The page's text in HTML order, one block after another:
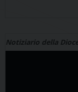
Notiziario della